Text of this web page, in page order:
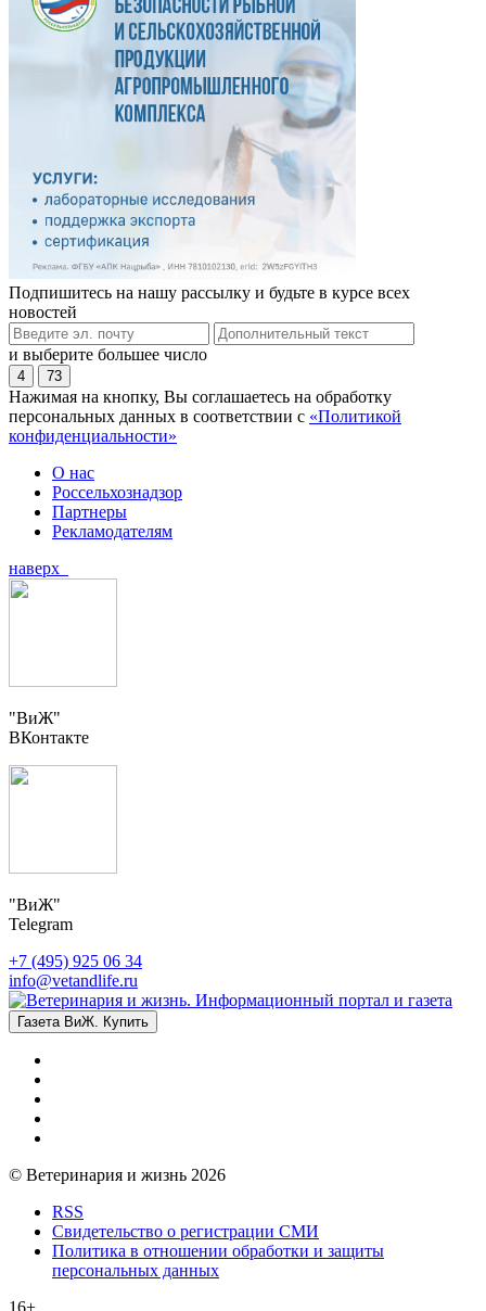
Подпишитесь на нашу рассылку и будьте в курсе всех
новостей
и выберите большее число
4 73
Нажимая на кнопку, Вы соглашаетесь на обработку
персональных данных в соответствии с «Политикой
конфиденциальности»
О нас
Россельхознадзор
Партнеры
Рекламодателям
наверх
"ВиЖ"
ВКонтакте
"ВиЖ"
Telegram
+7 (495) 925 06 34
info@vetandlife.ru
Газета ВиЖ. Купить
© Ветеринария и жизнь 2026
RSS
Свидетельство о регистрации СМИ
Политика в отношении обработки и защиты
персональных данных